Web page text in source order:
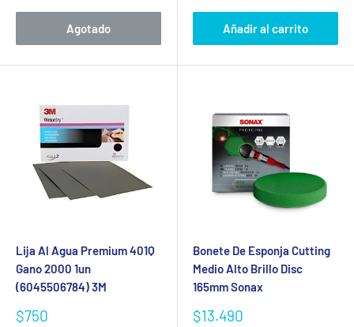
venta
Agotado
venta
Añadir al carrito
Lija Al Agua Premium 401Q
Gano 2000 1un
(6045506784) 3M
Precio
$750
Bonete De Esponja Cutting
Medio Alto Brillo Disc
165mm Sonax
Precio
$13.490